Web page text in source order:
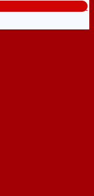
phí: 0824.400.400